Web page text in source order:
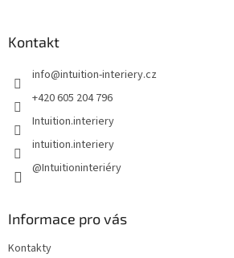
Kontakt
info@intuition-interiery.cz
+420 605 204 796
Intuition.interiery
intuition.interiery
@Intuitioninteriéry
Informace pro vás
Kontakty